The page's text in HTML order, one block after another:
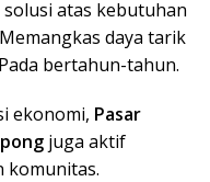
atas kebutuhan
daya tarik
bertahun-tahun.
ekonomi, Pasar
juga aktif
komunitas.